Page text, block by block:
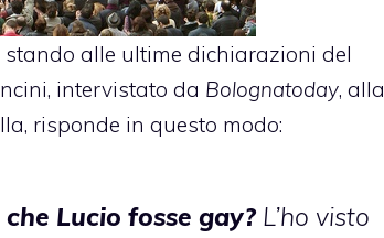
alle ultime dichiarazioni del
intervistato da Bolognatoday, alla
risponde in questo modo:
Lucio fosse gay? L’ho visto